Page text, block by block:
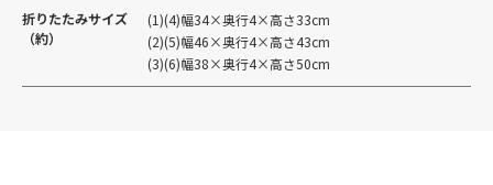
折りたたみサイズ
（約）
(1)(4)幅34×奥行4×高さ33cm
(2)(5)幅46×奥行4×高さ43cm
(3)(6)幅38×奥行4×高さ50cm